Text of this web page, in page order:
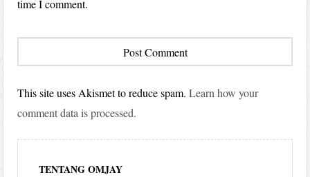
time I comment.
This site uses Akismet to reduce spam.Learn how your
comment data is processed.
TENTANG OMJAY